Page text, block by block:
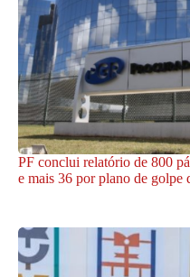
PF conclui relatório de 800
e mais 36 por plano de golpe